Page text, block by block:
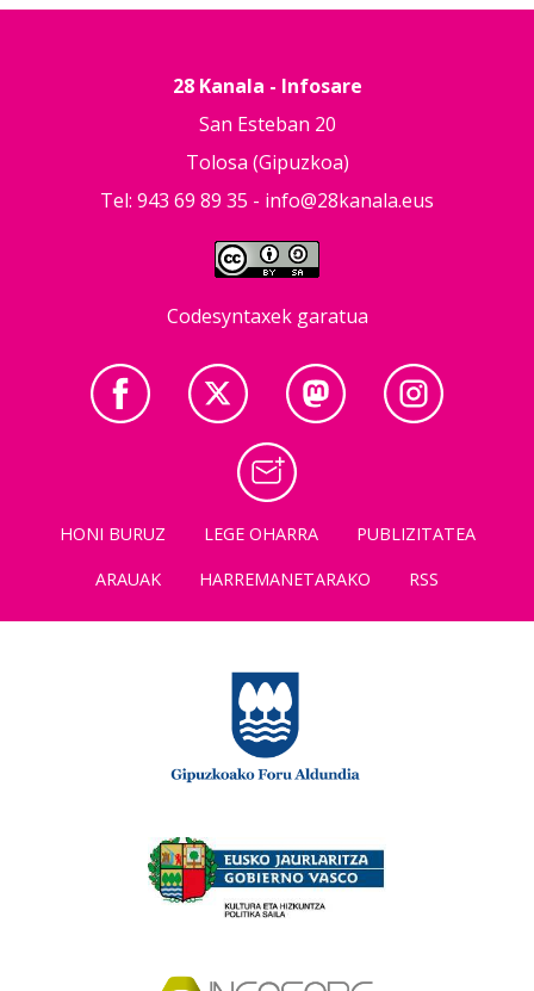
28 Kanala - Infosare
San Esteban 20
Tolosa (Gipuzkoa)
Tel: 943 69 89 35 - info@28kanala.eus
Codesyntaxek garatua
HONI BURUZ LEGE OHARRA
PUBLIZITATEA
ARAUAK
HARREMANETARAKO RSS